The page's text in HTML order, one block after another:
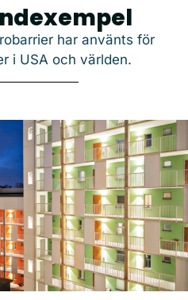
har använts för
i USA och världen.